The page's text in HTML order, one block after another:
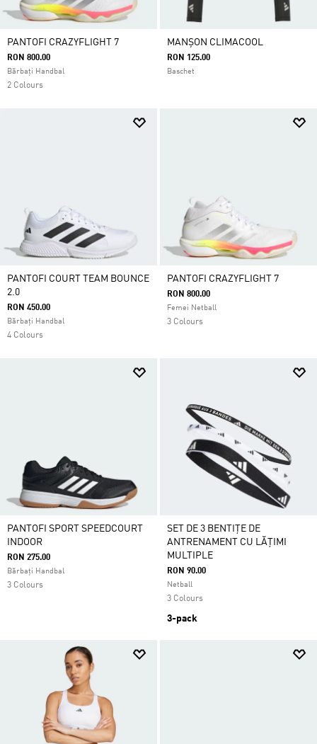
PANTOFI CRAZYFLIGHT 7
RON 800.00
Bărbați Handbal
2 Colours
MANȘON CLIMACOOL
RON 125.00
Baschet
PANTOFI COURT TEAM BOUNCE
2.0
RON 450.00
Bărbați Handbal
4 Colours
PANTOFI CRAZYFLIGHT 7
RON 800.00
Femei Netball
3 Colours
PANTOFI SPORT SPEEDCOURT
INDOOR
RON 275.00
Bărbați Handbal
3 Colours
SET DE 3 BENTIȚE DE
ANTRENAMENT CU LĂȚIMI
MULTIPLE
RON 90.00
Netball
3 Colours
3-pack